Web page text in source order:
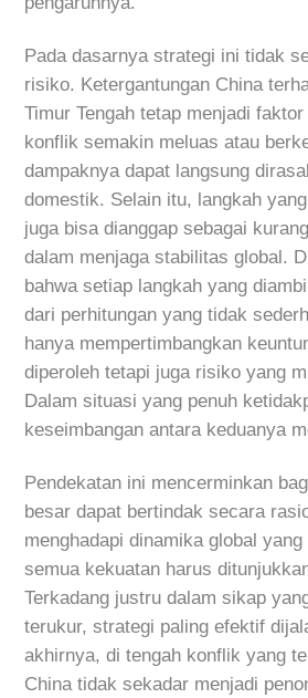
Pada dasarnya strategi ini tidak
risiko. Ketergantungan China
Timur Tengah tetap menjadi
konflik semakin meluas atau
dampaknya dapat langsung
domestik. Selain itu, langkah
juga bisa dianggap sebagai
dalam menjaga stabilitas global.
bahwa setiap langkah yang
dari perhitungan yang tidak
hanya mempertimbangkan
diperoleh tetapi juga risiko yang
Dalam situasi yang penuh
keseimbangan antara keduanya
Pendekatan ini mencerminkan
besar dapat bertindak secara
menghadapi dinamika global
semua kekuatan harus
Terkadang justru dalam sikap
terukur, strategi paling efektif
akhirnya, di tengah konflik yang
China tidak sekadar menjadi